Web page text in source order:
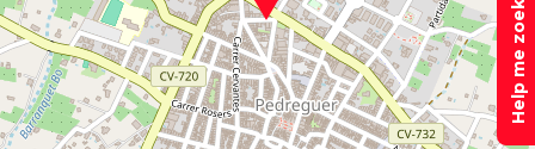
Help me zoeken